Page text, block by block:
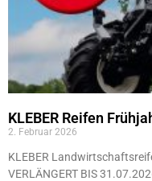
KLEBER Reifen
2. Februar 2026
KLEBER
VERLÄNGERT BIS